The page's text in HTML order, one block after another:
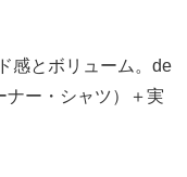
感とボリューム。de
ナー・シャツ）＋実